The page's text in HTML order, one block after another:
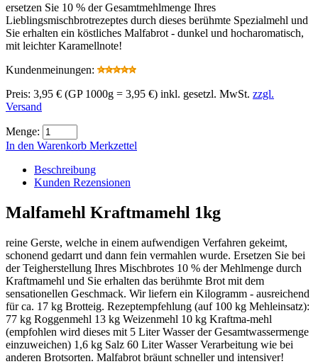
ersetzen Sie 10 % der Gesamtmehlmenge Ihres
Lieblingsmischbrotrezeptes durch dieses berühmte Spezialmehl und
Sie erhalten ein köstliches Malfabrot - dunkel und hocharomatisch,
mit leichter Karamellnote!
Kundenmeinungen:
Preis: 3,95 € (GP 1000g = 3,95 €) inkl. gesetzl. MwSt. zzgl.
Versand
Menge:
In den Warenkorb Merkzettel
Beschreibung
Kunden Rezensionen
Malfamehl Kraftmamehl 1kg
reine Gerste, welche in einem aufwendigen Verfahren gekeimt,
schonend gedarrt und dann fein vermahlen wurde. Ersetzen Sie bei
der Teigherstellung Ihres Mischbrotes 10 % der Mehlmenge durch
Kraftmamehl und Sie erhalten das berühmte Brot mit dem
sensationellen Geschmack. Wir liefern ein Kilogramm - ausreichend
für ca. 17 kg Brotteig. Rezeptempfehlung (auf 100 kg Mehleinsatz):
77 kg Roggenmehl 13 kg Weizenmehl 10 kg Kraftma-mehl
(empfohlen wird dieses mit 5 Liter Wasser der Gesamtwassermenge
einzuweichen) 1,6 kg Salz 60 Liter Wasser Verarbeitung wie bei
anderen Brotsorten. Malfabrot bräunt schneller und intensiver!